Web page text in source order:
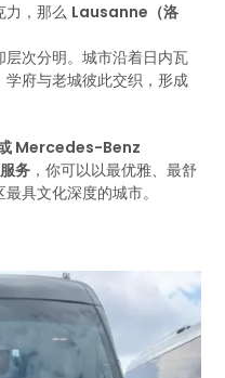
力，那么 Lausanne（洛
次分明。城市沿着日内瓦
府与老城彼此交织，形成
Mercedes-Benz
务 ，你可以以最优雅、最舒
具文化深度的城市。